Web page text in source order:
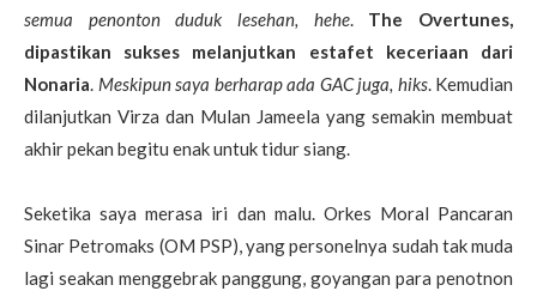
semua penonton duduk lesehan, hehe. The Overtunes,
dipastikan sukses melanjutkan estafet keceriaan dari
Nonaria. Meskipun saya berharap ada GAC juga, hiks. Kemudian
dilanjutkan Virza dan Mulan Jameela yang semakin membuat
akhir pekan begitu enak untuk tidur siang.
Seketika saya merasa iri dan malu. Orkes Moral Pancaran
Sinar Petromaks (OM PSP), yang personelnya sudah tak muda
lagi seakan menggebrak panggung, goyangan para penotnon